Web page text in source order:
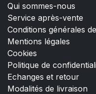
Qui sommes-nous
Service après-vente
Conditions générales
Mentions légales
Cookies
Politique de
Echanges et retour
Modalités de livraison